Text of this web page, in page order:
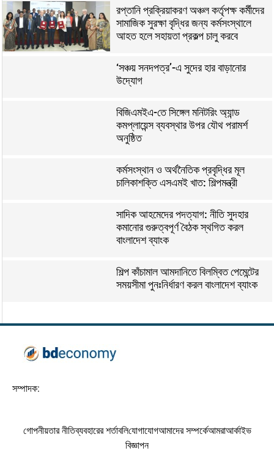
রপ্তানি প্রক্রিয়াকরণ অঞ্চল কর্তৃপক্ষ কর্মীদের
সামাজিক সুরক্ষা বৃদ্ধির জন্য কর্মসংস্থালে
আহত হলে সহায়তা প্রকল্প চালু করবে
‘সঞ্চয় সনদপত্র’-এ সুদের হার বাড়ানোর
উদ্যোগ
বিজিএমইএ-তে সিঙ্গেল মনিটরিং অ্যান্ড
কমপ্লায়েন্স ব্যবস্থার উপর যৌথ পরামর্শ
অনুষ্ঠিত
কর্মসংস্থান ও অর্থনৈতিক প্রবৃদ্ধির মূল
চালিকাশক্তি এসএমই খাত: শিল্পমন্ত্রী
সাদিক আহমেদের পদত্যাগ: নীতি সুদহার
কমানোর গুরুত্বপূর্ণ বৈঠক স্থগিত করল
বাংলাদেশ ব্যাংক
শিল্প কাঁচামাল আমদানিতে বিলম্বিত পেমেন্টের
সময়সীমা পুনঃনির্ধারণ করল বাংলাদেশ ব্যাংক
সম্পাদক:
গোপনীয়তার নীতিব্যবহারের শর্তাবলিযোগাযোগআমাদের সম্পর্কেআমরাআর্কাইভ
বিজ্ঞাপন